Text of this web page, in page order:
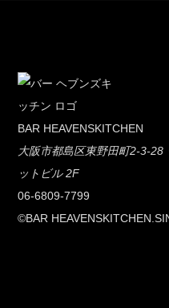
BAR HEAVENSKITCHEN
大阪市都島区東野田町2-3-28
ットビル 2F
06-6809-7799
©BAR